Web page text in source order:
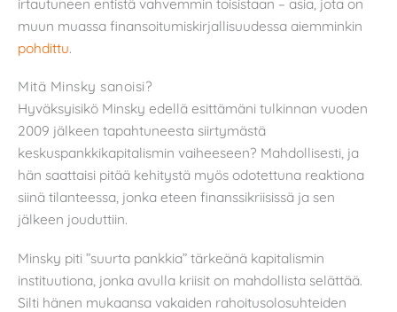
muun muassa finansoitumiskirjallisuudessa aiemminkin
pohdittu.
Mitä Minsky sanoisi?
Hyväksyisikö Minsky edellä esittämäni tulkinnan vuoden
2009 jälkeen tapahtuneesta siirtymästä
keskuspankkikapitalismin vaiheeseen? Mahdollisesti, ja
hän saattaisi pitää kehitystä myös odotettuna reaktiona
siinä tilanteessa, jonka eteen finanssikriisissä ja sen
jälkeen jouduttiin.
Minsky piti ”suurta pankkia” tärkeänä kapitalismin
instituutiona, jonka avulla kriisit on mahdollista selättää.
Silti hänen mukaansa vakaiden rahoitusolosuhteiden